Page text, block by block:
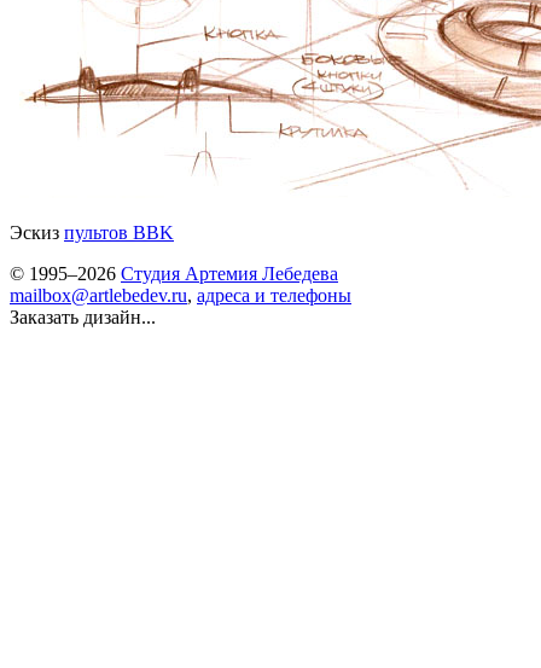
Эскиз пультов BBK
© 1995–2026 Студия Артемия Лебедева
mailbox@artlebedev.ru, адреса и телефоны
Заказать дизайн...